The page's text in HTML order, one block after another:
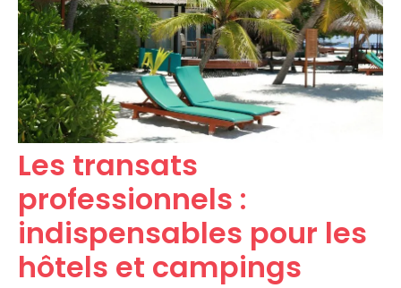
Les transats
professionnels :
indispensables pour les
hôtels et campings